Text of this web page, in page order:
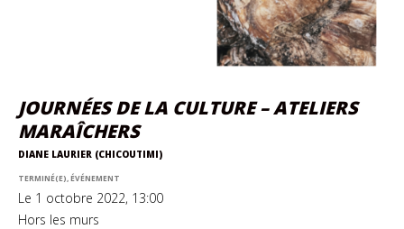
JOURNÉES DE LA CULTURE – ATELIERS
MARAÎCHERS
DIANE LAURIER (CHICOUTIMI)
TERMINÉ(E), ÉVÉNEMENT
Le 1 octobre 2022, 13:00
Hors les murs